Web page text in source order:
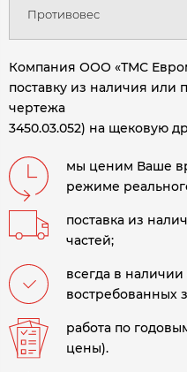
Противовес
Компания ООО «ТМС
поставку из наличия или
чертежа
3450.03.052) на щековую
мы ценим Ваше
режиме
поставка из
частей;
всегда в
востребованных
работа по
цены).